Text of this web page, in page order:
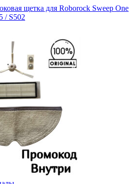
щетка для Roborock Sweep One
/ S502